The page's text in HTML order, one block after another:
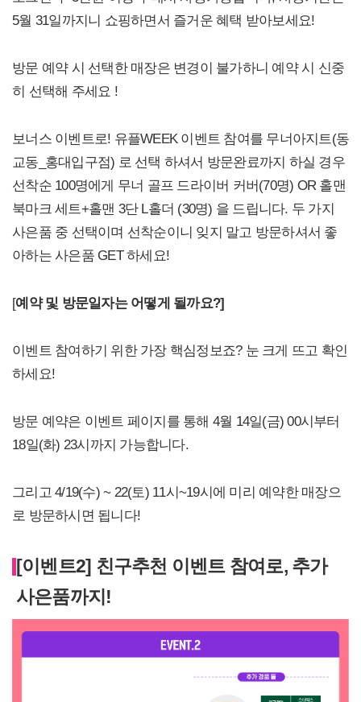
5월 31일까지니 쇼핑하면서 즐거운 혜택 받아보세요!
방문 예약 시 선택한 매장은 변경이 불가하니 예약 시 신중
히 선택해 주세요 !
보너스 이벤트로! 유플WEEK 이벤트 참여를 무너아지트(동
교동_홍대입구점) 로 선택 하셔서 방문완료까지 하실 경우
선착순 100명에게 무너 골프 드라이버 커버(70명) OR 홀맨
북마크 세트+홀맨 3단 L홀더 (30명) 을 드립니다. 두 가지
사은품 중 선택이며 선착순이니 잊지 말고 방문하셔서 좋
아하는 사은품 GET 하세요!
[예약 및 방문일자는 어떻게 될까요?]
이벤트 참여하기 위한 가장 핵심정보죠? 눈 크게 뜨고 확인
하세요!
방문 예약은 이벤트 페이지를 통해 4월 14일(금) 00시부터
18일(화) 23시까지 가능합니다.
그리고 4/19(수) ~ 22(토) 11시~19시에 미리 예약한 매장으
로 방문하시면 됩니다!
[이벤트2] 친구추천 이벤트 참여로, 추가
사은품까지!